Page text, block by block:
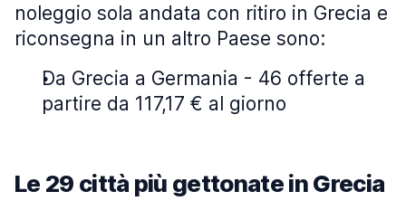
noleggio sola andata con ritiro in Grecia e
riconsegna in un altro Paese sono:
Da Grecia a Germania - 46 offerte a
partire da 117,17 € al giorno
Le 29 città più gettonate in Grecia